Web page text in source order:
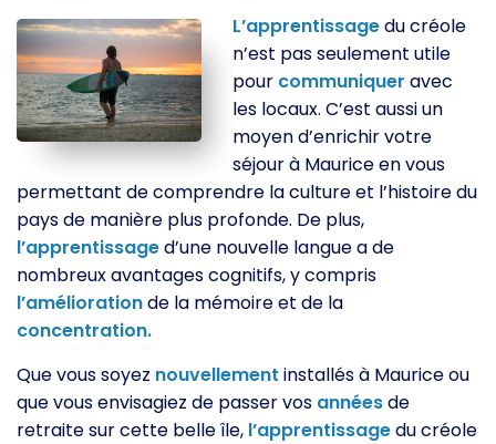
L’apprentissagedu créole
n’est pas seulement utile
pour communiquer avec
les locaux. C’est aussi un
moyen d’enrichir votre
séjour à Maurice en vous
permettant de comprendre la culture et l’histoire du
pays de manière plus profonde. De plus,
l’apprentissaged’une nouvelle langue a de
nombreux avantages cognitifs, y compris
l’améliorationde la mémoire et de la
concentration.
Que vous soyez nouvellement installés à Maurice ou
que vous envisagiez de passer vos annéesde
retraite sur cette belle île, l’apprentissagedu créole